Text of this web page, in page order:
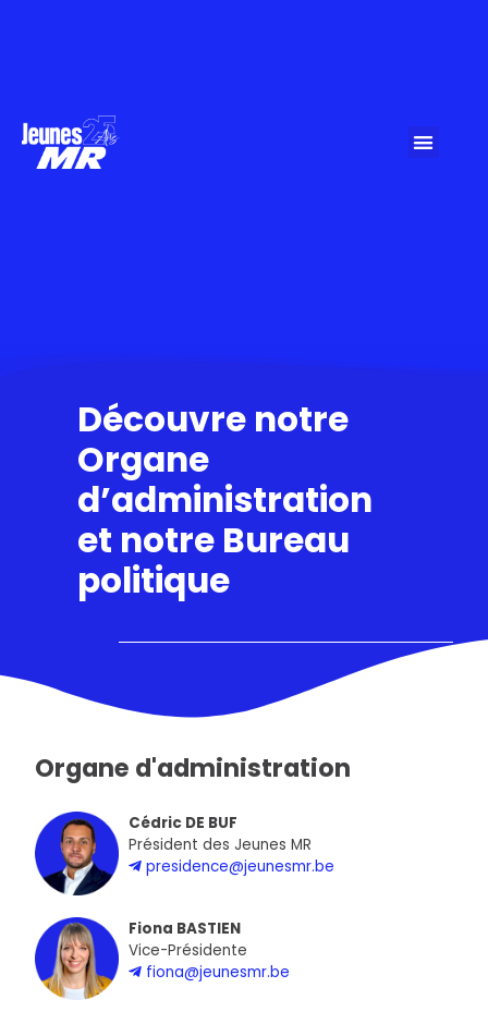
Découvre notre
Organe
d’administration
et notre Bureau
politique
Organe d'administration
Cédric DE BUF
Président des Jeunes MR
presidence@jeunesmr.be
Fiona BASTIEN
Vice-Présidente
fiona@jeunesmr.be